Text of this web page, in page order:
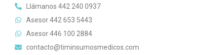
Llámanos 442 240 0937
Asesor 442 653 5443
Asesor 446 100 2884
contacto@timinsumosmedicos.com